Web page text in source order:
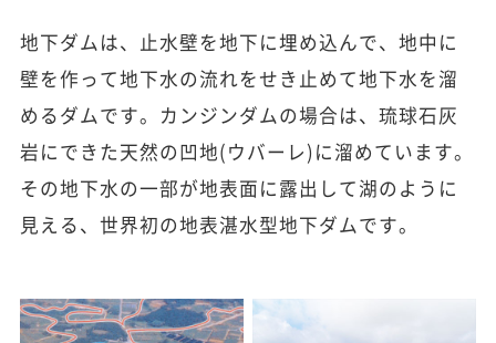
地下ダムは、止水壁を地下に埋め込んで、地中に
壁を作って地下水の流れをせき止めて地下水を溜
めるダムです。カンジンダムの場合は、琉球石灰
岩にできた天然の凹地(ウバーレ)に溜めています。
その地下水の一部が地表面に露出して湖のように
見える、世界初の地表湛水型地下ダムです。